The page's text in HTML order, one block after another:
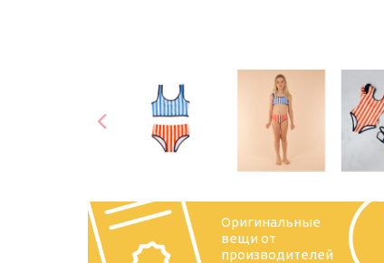
Оригинальные
вещи от
производителей